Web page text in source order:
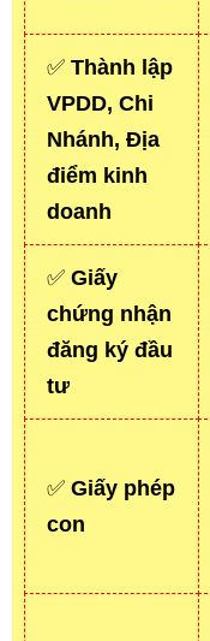
✅ Thành lập
VPDD, Chi
Nhánh, Địa
điểm kinh
doanh
✅ Giấy
chứng nhận
đăng ký đầu
tư
✅ Giấy phép
con